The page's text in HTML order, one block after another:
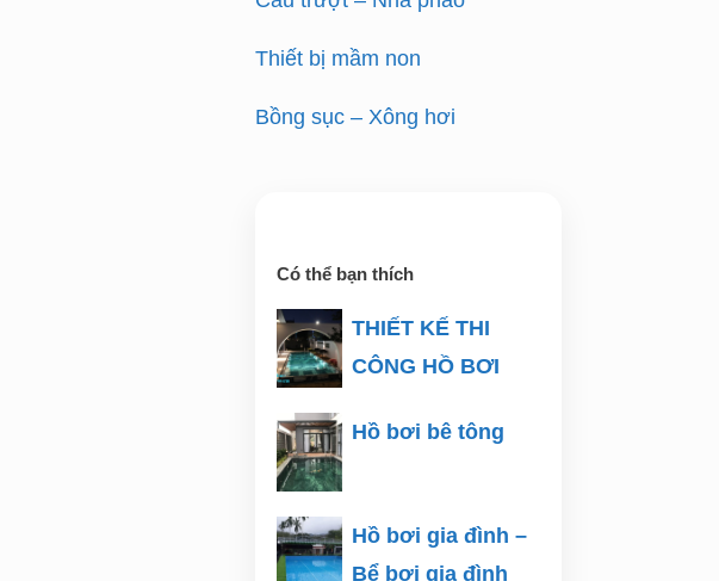
Thiết bị mầm non
Bồng sục – Xông hơi
Có thể bạn thích
THIẾT KẾ THI
CÔNG HỒ BƠI
Hồ bơi bê tông
Hồ bơi gia đình –
Bể bơi gia đình